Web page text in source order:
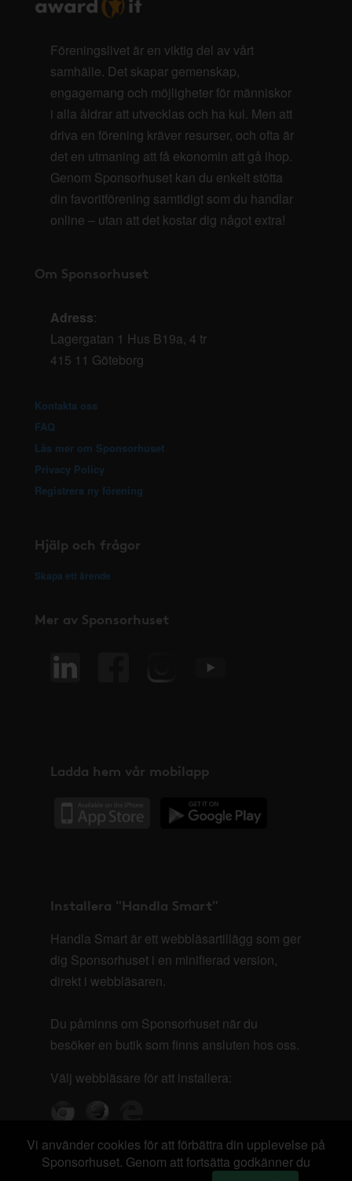
Föreningslivet är en viktig del av vårt
samhälle. Det skapar gemenskap,
engagemang och möjligheter för människor
i alla åldrar att utvecklas och ha kul. Men att
driva en förening kräver resurser, och ofta är
det en utmaning att få ekonomin att gå ihop.
Genom Sponsorhuset kan du enkelt stötta
din favoritförening samtidigt som du handlar
online – utan att det kostar dig något extra!
Om Sponsorhuset
Adress:
Lagergatan 1 Hus B19a, 4 tr
415 11 Göteborg
Kontakta oss
FAQ
Läs mer om Sponsorhuset
Privacy Policy
Registrera ny förening
Hjälp och frågor
Skapa ett ärende
Mer av Sponsorhuset
Ladda hem vår mobilapp
Installera "Handla Smart"
Handla Smart är ett webbläsartillägg som ger
dig Sponsorhuset i en minifierad version,
direkt i webbläsaren.
Du påminns om Sponsorhuset när du
besöker en butik som finns ansluten hos oss.
Välj webbläsare för att installera:
Vi använder cookies för att förbättra din upplevelse på
Sponsorhuset. Genom att fortsätta godkänner du